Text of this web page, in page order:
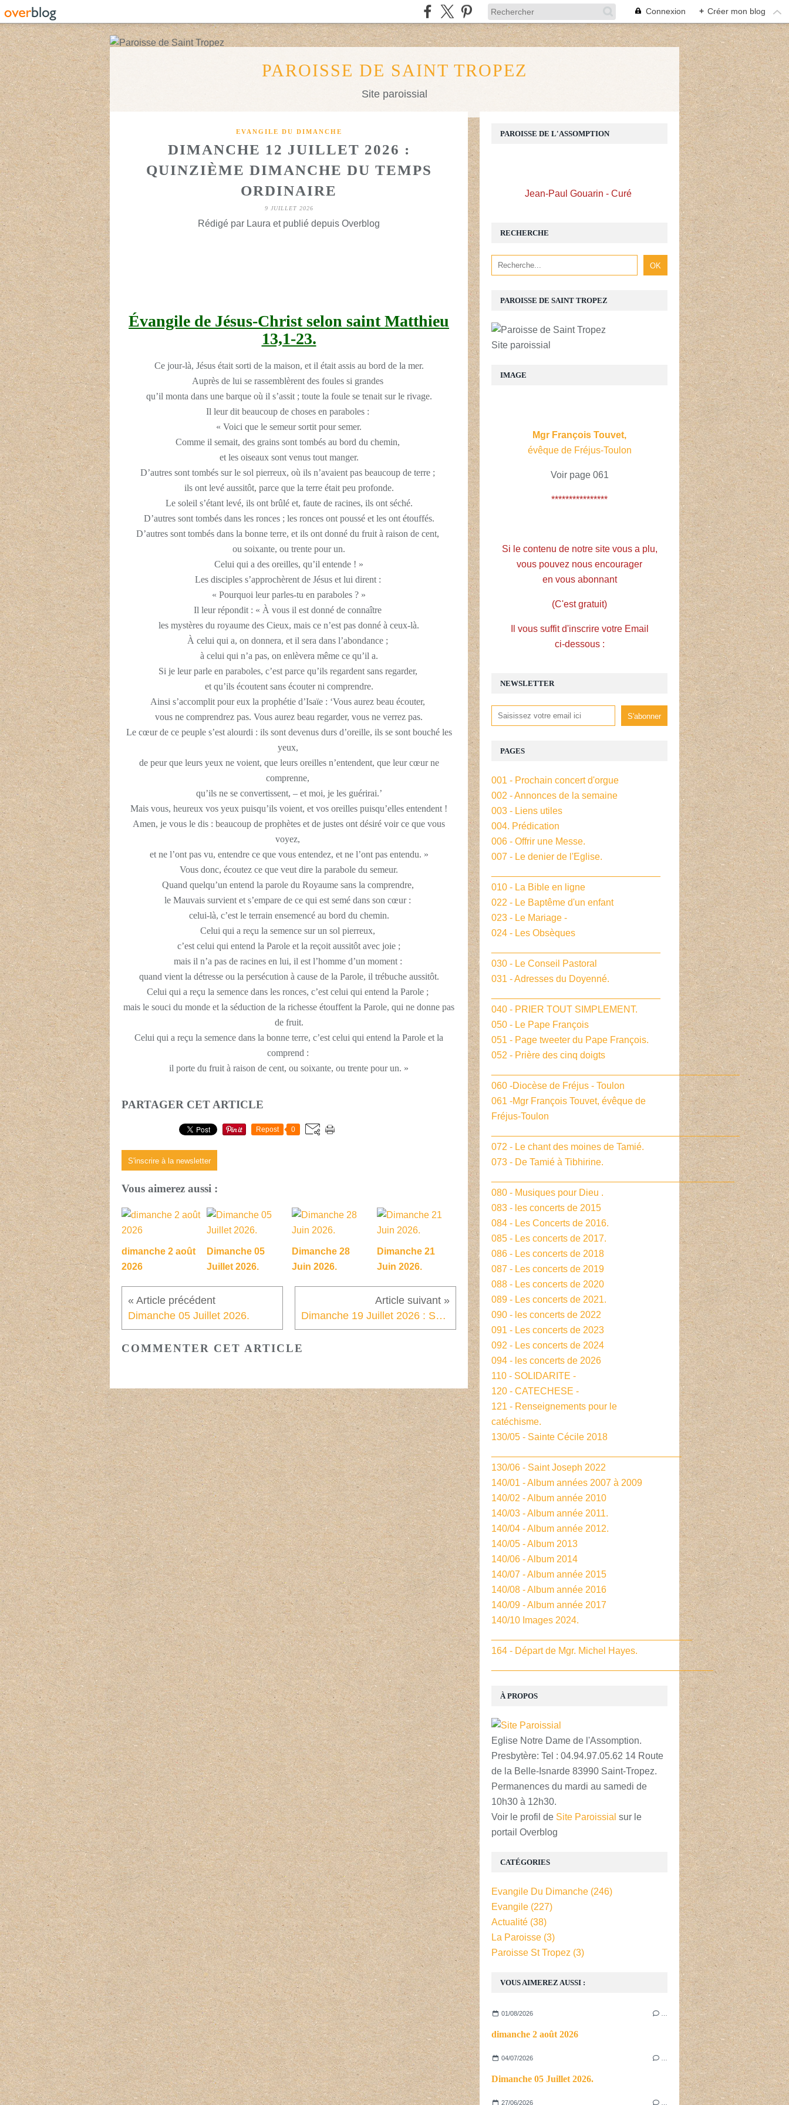
Connexion + Créer mon blog
PAROISSE DE SAINT TROPEZ
Site paroissial
EVANGILE DU DIMANCHE
DIMANCHE 12 JUILLET 2026 :
QUINZIÈME DIMANCHE DU TEMPS
ORDINAIRE
9 JUILLET 2026
Rédigé par Laura et publié depuis Overblog
Évangile de Jésus-Christ selon saint Matthieu
13,1-23.
Ce jour-là, Jésus était sorti de la maison, et il était assis au bord de la mer.
Auprès de lui se rassemblèrent des foules si grandes
qu’il monta dans une barque où il s’assit ; toute la foule se tenait sur le rivage.
Il leur dit beaucoup de choses en paraboles :
« Voici que le semeur sortit pour semer.
Comme il semait, des grains sont tombés au bord du chemin,
et les oiseaux sont venus tout manger.
D’autres sont tombés sur le sol pierreux, où ils n’avaient pas beaucoup de terre ;
ils ont levé aussitôt, parce que la terre était peu profonde.
Le soleil s’étant levé, ils ont brûlé et, faute de racines, ils ont séché.
D’autres sont tombés dans les ronces ; les ronces ont poussé et les ont étouffés.
D’autres sont tombés dans la bonne terre, et ils ont donné du fruit à raison de cent,
ou soixante, ou trente pour un.
Celui qui a des oreilles, qu’il entende ! »
Les disciples s’approchèrent de Jésus et lui dirent :
« Pourquoi leur parles-tu en paraboles ? »
Il leur répondit : « À vous il est donné de connaître
les mystères du royaume des Cieux, mais ce n’est pas donné à ceux-là.
À celui qui a, on donnera, et il sera dans l’abondance ;
à celui qui n’a pas, on enlèvera même ce qu’il a.
Si je leur parle en paraboles, c’est parce qu’ils regardent sans regarder,
et qu’ils écoutent sans écouter ni comprendre.
Ainsi s’accomplit pour eux la prophétie d’Isaïe : ‘Vous aurez beau écouter,
vous ne comprendrez pas. Vous aurez beau regarder, vous ne verrez pas.
Le cœur de ce peuple s’est alourdi : ils sont devenus durs d’oreille, ils se sont bouché les
yeux,
de peur que leurs yeux ne voient, que leurs oreilles n’entendent, que leur cœur ne
comprenne,
qu’ils ne se convertissent, – et moi, je les guérirai.’
Mais vous, heureux vos yeux puisqu’ils voient, et vos oreilles puisqu’elles entendent !
Amen, je vous le dis : beaucoup de prophètes et de justes ont désiré voir ce que vous
voyez,
et ne l’ont pas vu, entendre ce que vous entendez, et ne l’ont pas entendu. »
Vous donc, écoutez ce que veut dire la parabole du semeur.
Quand quelqu’un entend la parole du Royaume sans la comprendre,
le Mauvais survient et s’empare de ce qui est semé dans son cœur :
celui-là, c’est le terrain ensemencé au bord du chemin.
Celui qui a reçu la semence sur un sol pierreux,
c’est celui qui entend la Parole et la reçoit aussitôt avec joie ;
mais il n’a pas de racines en lui, il est l’homme d’un moment :
quand vient la détresse ou la persécution à cause de la Parole, il trébuche aussitôt.
Celui qui a reçu la semence dans les ronces, c’est celui qui entend la Parole ;
mais le souci du monde et la séduction de la richesse étouffent la Parole, qui ne donne pas
de fruit.
Celui qui a reçu la semence dans la bonne terre, c’est celui qui entend la Parole et la
comprend :
il porte du fruit à raison de cent, ou soixante, ou trente pour un. »
PARTAGER CET ARTICLE
Repost 0
S'inscrire à la newsletter
Vous aimerez aussi :
dimanche 2 août
2026
Dimanche 05
Juillet 2026.
Dimanche 28
Juin 2026.
Dimanche 21
Juin 2026.
Dimanche 05 Juillet 2026. Dimanche 19 Juillet 2026 : Seizième dimanche du temps ordinaire
COMMENTER CET ARTICLE
NEWSLETTER
RECHERCHE
PAROISSE DE SAINT TROPEZ
Site paroissial
À PROPOS
Eglise Notre Dame de l'Assomption.
Presbytère: Tel : 04.94.97.05.62 14 Route
de la Belle-Isnarde 83990 Saint-Tropez.
Permanences du mardi au samedi de
10h30 à 12h30.
Voir le profil de Site Paroissial sur le
portail Overblog
VOUS AIMEREZ AUSSI :
01/08/2026
dimanche 2 août 2026
04/07/2026
Dimanche 05 Juillet 2026.
27/06/2026
PAGES
001 - Prochain concert d'orgue
002 - Annonces de la semaine
003 - Liens utiles
004. Prédication
006 - Offrir une Messe.
007 - Le denier de l'Eglise.
010 - La Bible en ligne
022 - Le Baptême d'un enfant
023 - Le Mariage -
024 - Les Obsèques
030 - Le Conseil Pastoral
031 - Adresses du Doyenné.
040 - PRIER TOUT SIMPLEMENT.
050 - Le Pape François
051 - Page tweeter du Pape François.
052 - Prière des cinq doigts
_______________________________________________
060 -Diocèse de Fréjus - Toulon
061 -Mgr François Touvet, évêque de
Fréjus-Toulon
_______________________________________________
072 - Le chant des moines de Tamié.
073 - De Tamié à Tibhirine.
______________________________________________
080 - Musiques pour Dieu .
083 - les concerts de 2015
084 - Les Concerts de 2016.
085 - Les concerts de 2017.
086 - Les concerts de 2018
087 - Les concerts de 2019
088 - Les concerts de 2020
089 - Les concerts de 2021.
090 - les concerts de 2022
091 - Les concerts de 2023
092 - Les concerts de 2024
094 - les concerts de 2026
110 - SOLIDARITE -
120 - CATECHESE -
121 - Renseignements pour le
catéchisme.
130/05 - Sainte Cécile 2018
____________________________________
130/06 - Saint Joseph 2022
140/01 - Album années 2007 à 2009
140/02 - Album année 2010
140/03 - Album année 2011.
140/04 - Album année 2012.
140/05 - Album 2013
140/06 - Album 2014
140/07 - Album année 2015
140/08 - Album année 2016
140/09 - Album année 2017
140/10 Images 2024.
______________________________________
164 - Départ de Mgr. Michel Hayes.
__________________________________________
CATÉGORIES
Evangile Du Dimanche (246)
Evangile (227)
Actualité (38)
La Paroisse (3)
Paroisse St Tropez (3)
IMAGE
Mgr François Touvet,
évêque de Fréjus-Toulon
Voir page 061
****************
Si le contenu de notre site vous a plu,
vous pouvez nous encourager
en vous abonnant
(C'est gratuit)
Il vous suffit d'inscrire votre Email
ci-dessous :
PAROISSE DE L'ASSOMPTION
Jean-Paul Gouarin - Curé